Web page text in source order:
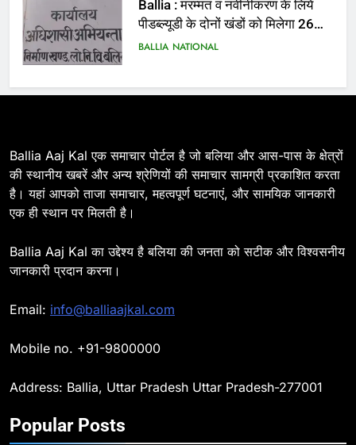
Ballia : 110 फीट ऊंचे तिरंगे के सम्मान
में बलिया में निकला तिरंगा यात्रा
विभाग, डीएम ने मांगा स्पष्टीकरण
BALLIA NATIONAL
8
हाई अलर्ट, एसपी ओमवीर सिंह ने पुलिस बल
Ballia : एकता, अखंडता और राष्ट्रप्रेम
अधीक्षक ओमवीर सिंह ने दिलाई शपथ, दी
BALLIA NATIONAL
10
Ballia Aaj Kal एक समाचार पोर्टल है जो बलिया और आस-पास के क्षेत्रों
की स्थानीय खबरें और अन्य श्रेणियों की समाचार सामग्री प्रकाशित करता
है। यहां आपको ताजा समाचार, महत्वपूर्ण घटनाएं, और सामयिक जानकारी
एक ही स्थान पर मिलती है।
Ballia Aaj Kal का उद्देश्य है बलिया की जनता को सटीक और विश्वसनीय
जानकारी प्रदान करना।
Email: info@balliaajkal.com
Mobile no. +91-9800000
Address: Ballia, Uttar Pradesh Uttar Pradesh-277001
Popular Posts